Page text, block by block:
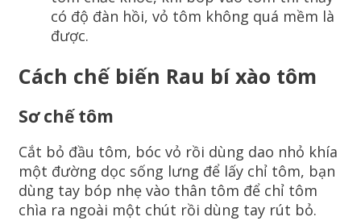
có độ đàn hồi, vỏ tôm không quá mềm là
được.
Cách chế biến Rau bí xào tôm
Sơ chế tôm
Cắt bỏ đầu tôm, bóc vỏ rồi dùng dao nhỏ khía
một đường dọc sống lưng để lấy chỉ tôm, bạn
dùng tay bóp nhẹ vào thân tôm để chỉ tôm
chìa ra ngoài một chút rồi dùng tay rút bỏ.